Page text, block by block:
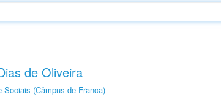
de Oliveira
Sociais (Câmpus de Franca)